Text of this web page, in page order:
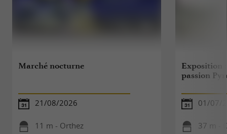
Marché nocturne
21/08/2026
11 m - Orthez
Exposition
passion
01/07/
37 m -